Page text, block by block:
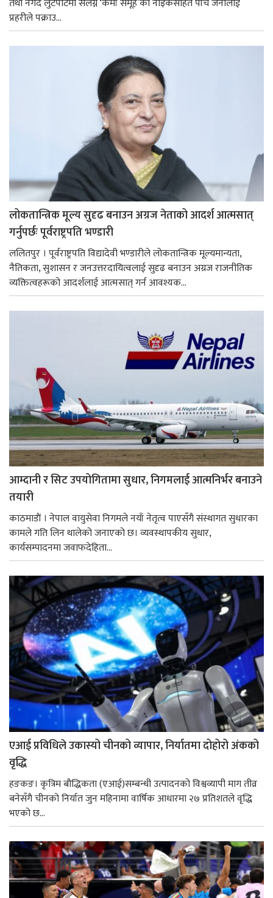
प्रहरीले पक्राउ...
लोकतान्त्रिक मूल्य सुदृढ बनाउन अग्रज नेताको आदर्श आत्मसात्
गर्नुपर्छः पूर्वराष्ट्रपति भण्डारी
ललितपुर । पूर्वराष्ट्रपति विद्यादेवी भण्डारीले लोकतान्त्रिक मूल्यमान्यता,
नैतिकता, सुशासन र जनउत्तरदायित्वलाई सुदृढ बनाउन अग्रज राजनीतिक
व्यक्तित्वहरूको आदर्शलाई आत्मसात् गर्न आवश्यक...
आम्दानी र सिट उपयोगितामा सुधार, निगमलाई आत्मनिर्भर बनाउने
तयारी
काठमाडाैं । नेपाल वायुसेवा निगमले नयाँ नेतृत्व पाएसँगै संस्थागत सुधारका
कामले गति लिन थालेको जनाएको छ। व्यवस्थापकीय सुधार,
कार्यसम्पादनमा जवाफदेहिता...
एआई प्रविधिले उकास्यो चीनको व्यापार, निर्यातमा दोहोरो अंकको
वृद्धि
हङकङ। कृत्रिम बौद्धिकता (एआई)सम्बन्धी उत्पादनको विश्वव्यापी माग तीव्र
बनेसँगै चीनको निर्यात जुन महिनामा वार्षिक आधारमा २७ प्रतिशतले वृद्धि
भएको छ...